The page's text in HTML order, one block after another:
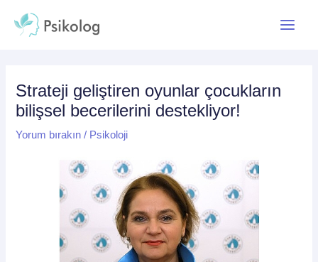
atla
Strateji geliştiren oyunlar çocukların
bilişsel becerilerini destekliyor!
Yorum bırakın / Psikoloji
dolaşımı